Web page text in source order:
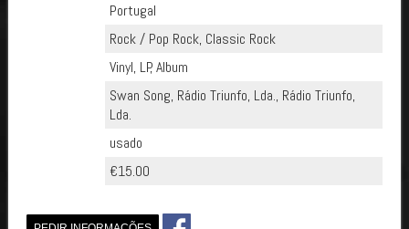
Portugal
Rock / Pop Rock, Classic Rock
Vinyl, LP, Album
Swan Song, Rádio Triunfo, Lda., Rádio Triunfo,
Lda.
usado
€15.00